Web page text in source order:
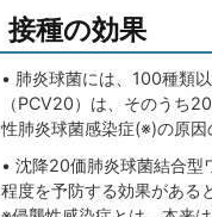
接種の効果
• 肺炎球菌には、100種類
（PCV20）は、そのうち
性肺炎球菌感染症(※)の原因
• 沈降20価肺炎球菌結合型
程度を予防する効果がある